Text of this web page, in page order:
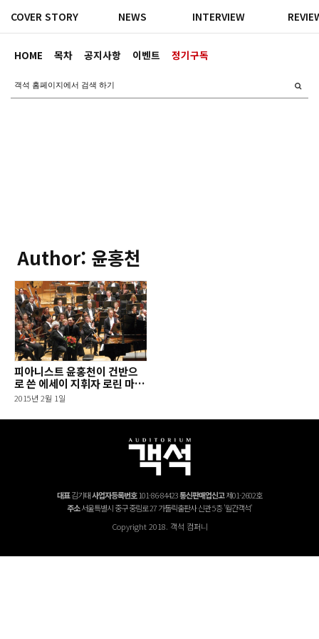
HOME 목차 공지사항 이벤트 정기구독
COVER STORY NEWS INTERVIEW
Author: 윤홍천
피아니스트 윤홍천이 건반으
로 쓴 에세이 지휘자 로린 마젤
과의 추억
2015년 2월 1일
대표김기태사업자등록번호101-86-84423통신판매업신고제01-2602호
주소서울특별시 중구 중림로 27 가톨릭출판사 신관 5층 '월간객석'
Copyright 2018. 객석 컴퍼니